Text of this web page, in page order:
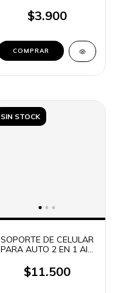
$3.900
SIN STOCK
SOPORTE DE CELULAR
PARA AUTO 2 EN 1 AIR
$11.500